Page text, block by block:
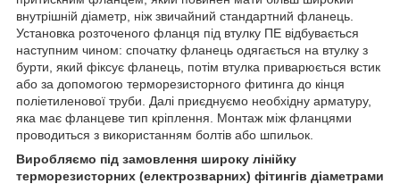
внутрішній діаметр, ніж звичайний стандартний фланець.
Установка розточеного фланця під втулку ПЕ відбувається
наступним чином: спочатку фланець одягається на втулку з
бурти, який фіксує фланець, потім втулка приварюється встик
або за допомогою терморезисторного фитинга до кінця
поліетиленової труби. Далі приєднуємо необхідну арматуру,
яка має фланцеве тип кріплення. Монтаж між фланцями
проводиться з використанням болтів або шпильок.
Виробляємо під замовлення широку лінійку
терморезисторних (електрозварних) фітингів діаметрами